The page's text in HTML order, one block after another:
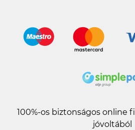
100%-os biztonságos online
jóvoltából